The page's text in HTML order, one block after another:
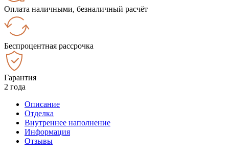
Оплата наличными, безналичный расчёт
Беспроцентная рассрочка
Гарантия
2 года
Описание
Отделка
Внутреннее наполнение
Информация
Отзывы